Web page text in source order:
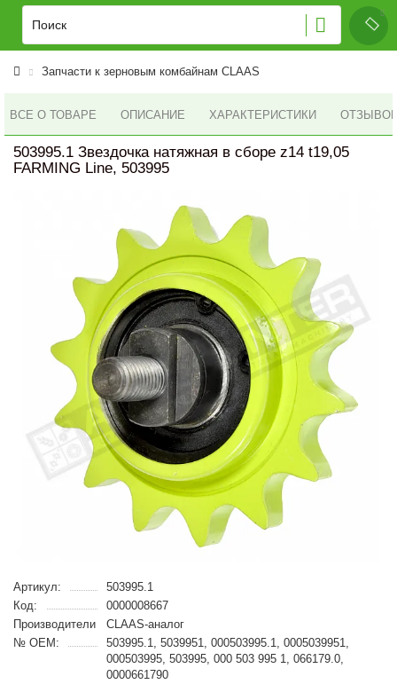
Запчасти к зерновым комбайнам CLAAS
ВСЕ О ТОВАРЕ ОПИСАНИЕ ХАРАКТЕРИСТИКИ ОТЗЫВОВ
503995.1 Звездочка натяжная в сборе z14 t19,05
FARMING Line, 503995
Артикул:
503995.1
Код:
0000008667
Производители
CLAAS-аналог
№ OEM:
503995.1, 5039951, 000503995.1, 0005039951,
000503995, 503995, 000 503 995 1, 066179.0,
0000661790